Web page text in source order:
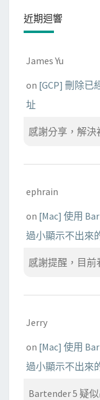
近期迴響
James Yu
on [GCP] 刪除已
址
感謝分享，解決
ephrain
on [Mac] 使用
過小顯示不出來
感謝提醒，目前
Jerry
on [Mac] 使用
過小顯示不出來
Bartender 5 疑